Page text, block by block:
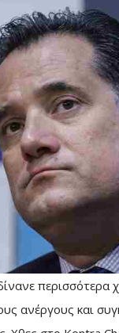
περισσότερα
ανέργους και